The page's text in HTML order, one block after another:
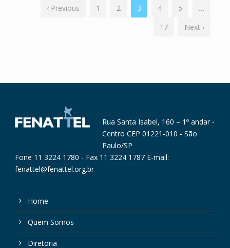
‹ Previous 1 2 3 4 5
…
17
Next ›
Rua Santa Isabel, 160 – 1º andar -
Centro CEP 01221-010 - São
Paulo/SP
Fone 11 3224 1780 - Fax 11 3224 1787 E-mail:
fenattel@fenattel.org.br
Home
Quem Somos
Diretoria